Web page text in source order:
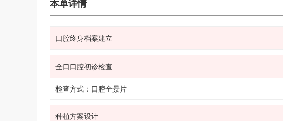
本单详情
口腔终身档案建立
全口口腔初诊检查
检查方式：口腔全景片
种植方案设计